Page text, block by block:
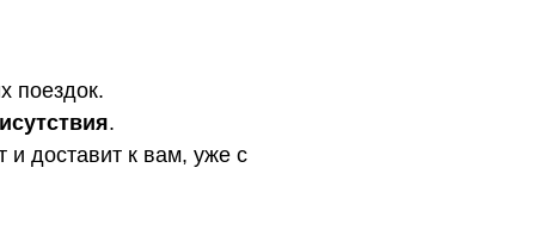
поездок.
.
и доставит к вам, уже с